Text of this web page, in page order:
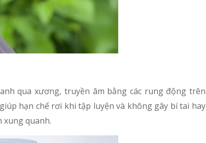
qua xương, truyền âm bằng các rung động trên
hạn chế rơi khi tập luyện và không gây bí tai hay
xung quanh.